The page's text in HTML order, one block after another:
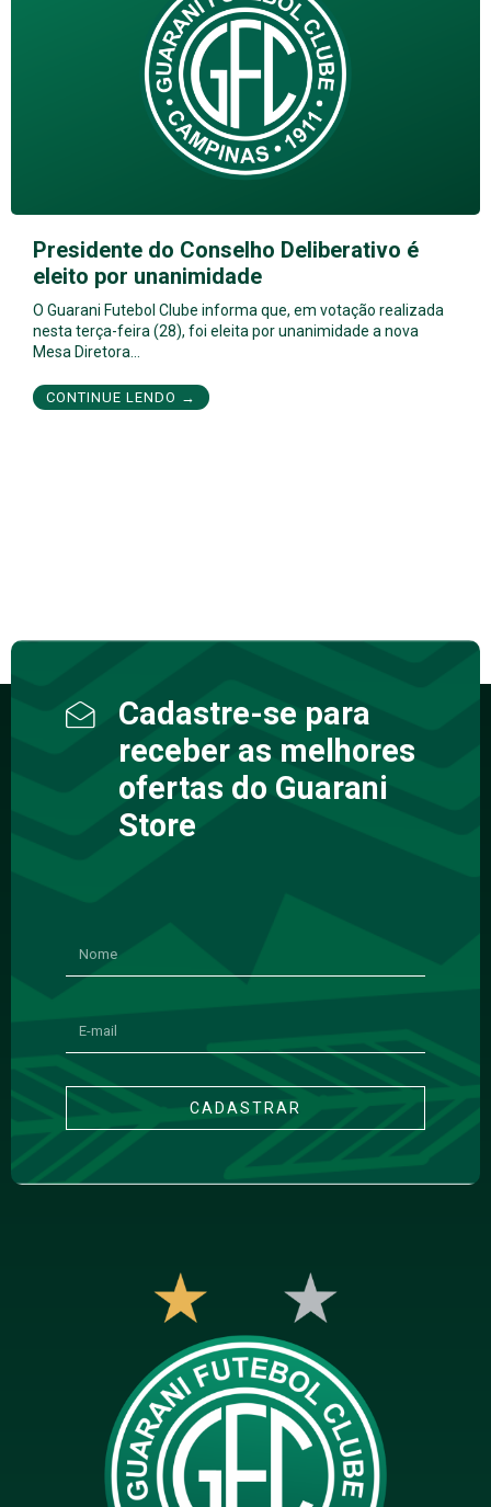
Presidente do Conselho Deliberativo é
eleito por unanimidade
O Guarani Futebol Clube informa que, em votação realizada
nesta terça-feira (28), foi eleita por unanimidade a nova
Mesa Diretora…
CONTINUE LENDO →
Cadastre-se para
receber as melhores
ofertas do Guarani
Store
CADASTRAR